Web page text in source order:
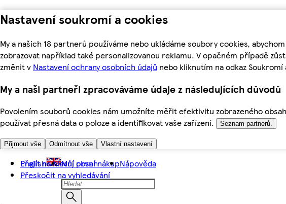
Nastavení soukromí a cookies
My a našich 18 partnerů používáme nebo ukládáme soubory cookies,
zobrazovat například také personalizovanou reklamu. V opačném případě
změnit v Nastavení ochrany osobních údajů nebo kliknutím na odkaz
My a naši partneři zpracováváme údaje z následujících důvodů
Povolením souborů cookies nám umožníte měřit efektivitu zobrazeného
používat přesná data o poloze a identifikovat vaše zařízení.
Seznam partnerů.
Přijmout vše Odmítnout vše Vlastní nastavení
Přejít na hlavní obsah
Přeskočit na vyhledávání
English Můj první nákupNápověda